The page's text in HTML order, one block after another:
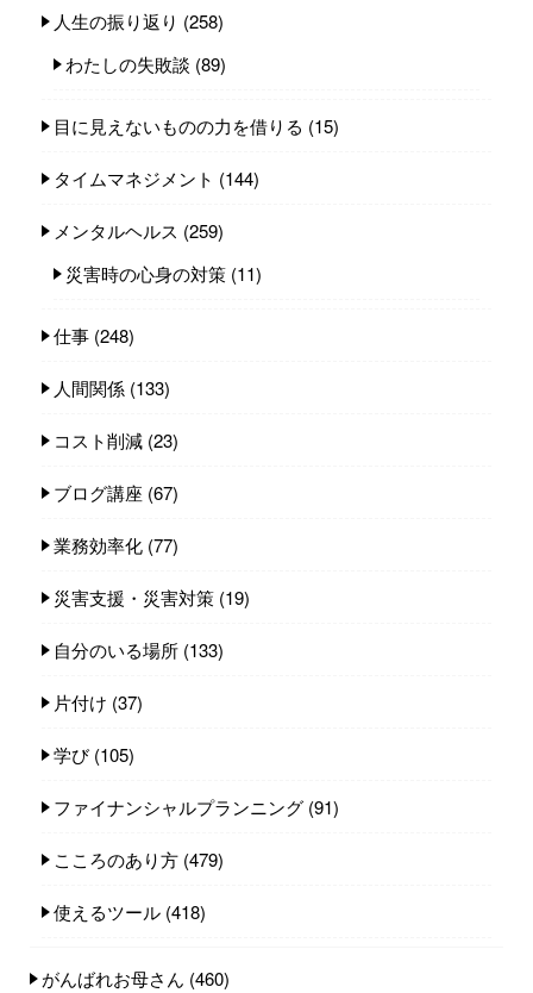
人生の振り返り (258)
わたしの失敗談 (89)
目に見えないものの力を借りる (15)
タイムマネジメント (144)
メンタルヘルス (259)
災害時の心身の対策 (11)
仕事 (248)
人間関係 (133)
コスト削減 (23)
ブログ講座 (67)
業務効率化 (77)
災害支援・災害対策 (19)
自分のいる場所 (133)
片付け (37)
学び(105)
ファイナンシャルプランニング (91)
こころのあり方 (479)
使えるツール (418)
がんばれお母さん (460)